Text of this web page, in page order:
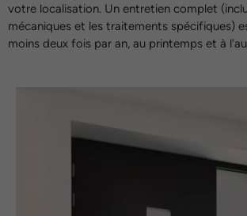
votre localisation. Un entretien complet
mécaniques et les traitements spécifiques)
moins deux fois par an, au printemps et à